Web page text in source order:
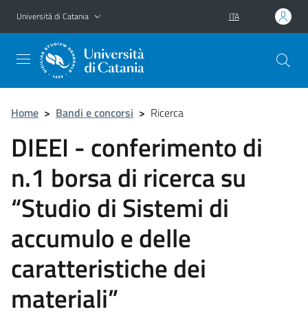
Vai al contenuto principale
Vai al menu di navigazione
Università di Catania ITA
Home > Bandi e concorsi > Ricerca
DIEEI - conferimento di
n.1 borsa di ricerca su
“Studio di Sistemi di
accumulo e delle
caratteristiche dei
materiali”